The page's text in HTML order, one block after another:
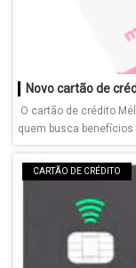
Novo cartão de
O cartão de crédito
quem busca benefícios
CARTÃO DE CRÉDITO